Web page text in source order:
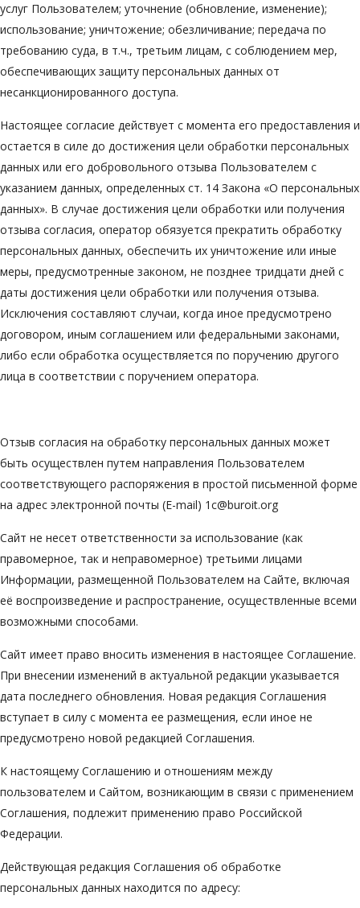
услуг Пользователем; уточнение (обновление, изменение);
использование; уничтожение; обезличивание; передача по
требованию суда, в т.ч., третьим лицам, с соблюдением мер,
обеспечивающих защиту персональных данных от
несанкционированного доступа.
Настоящее согласие действует с момента его предоставления и
остается в силе до достижения цели обработки персональных
данных или его добровольного отзыва Пользователем с
указанием данных, определенных ст. 14 Закона «О персональных
данных». В случае достижения цели обработки или получения
отзыва согласия, оператор обязуется прекратить обработку
персональных данных, обеспечить их уничтожение или иные
меры, предусмотренные законом, не позднее тридцати дней с
даты достижения цели обработки или получения отзыва.
Исключения составляют случаи, когда иное предусмотрено
договором, иным соглашением или федеральными законами,
либо если обработка осуществляется по поручению другого
лица в соответствии с поручением оператора.
Отзыв согласия на обработку персональных данных может
быть осуществлен путем направления Пользователем
соответствующего распоряжения в простой письменной форме
на адрес электронной почты (E-mail) 1c@buroit.org
Сайт не несет ответственности за использование (как
правомерное, так и неправомерное) третьими лицами
Информации, размещенной Пользователем на Сайте, включая
её воспроизведение и распространение, осуществленные всеми
возможными способами.
Сайт имеет право вносить изменения в настоящее Соглашение.
При внесении изменений в актуальной редакции указывается
дата последнего обновления. Новая редакция Соглашения
вступает в силу с момента ее размещения, если иное не
предусмотрено новой редакцией Соглашения.
К настоящему Соглашению и отношениям между
пользователем и Сайтом, возникающим в связи с применением
Соглашения, подлежит применению право Российской
Федерации.
Действующая редакция Соглашения об обработке
персональных данных находится по адресу: